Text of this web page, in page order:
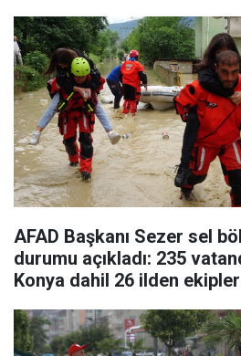
AFAD Başkanı Sezer sel
durumu açıkladı: 235
Konya dahil 26 ilden